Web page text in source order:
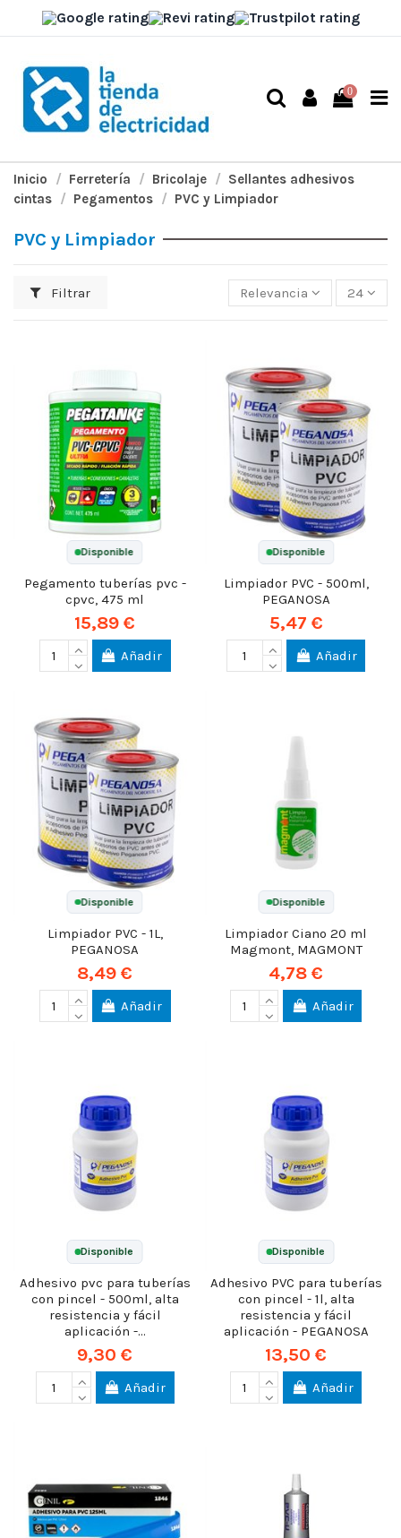
0
Inicio Ferretería Bricolaje
Sellantes adhesivos
cintas
Pegamentos PVC y Limpiador
PVC y Limpiador
Filtrar Relevancia 24
Disponible
Pegamento tuberías pvc -
cpvc, 475 ml
15,89 €
Añadir
Disponible
Limpiador PVC - 500ml,
PEGANOSA
5,47 €
Añadir
Disponible
Limpiador PVC - 1L,
PEGANOSA
8,49 €
Añadir
Disponible
Limpiador Ciano 20 ml
Magmont, MAGMONT
4,78 €
Añadir
Disponible
Adhesivo pvc para tuberías
con pincel - 500ml, alta
resistencia y fácil
aplicación -...
9,30 €
Añadir
Disponible
Adhesivo PVC para tuberías
con pincel - 1l, alta
resistencia y fácil
aplicación - PEGANOSA
13,50 €
Añadir